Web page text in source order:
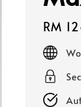
price
RM